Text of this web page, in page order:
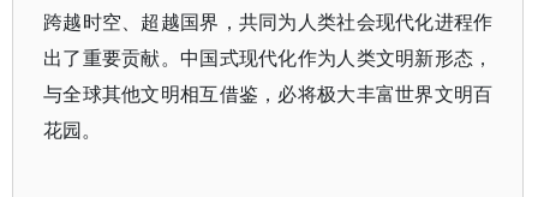
跨越时空、超越国界，共同为人类社会现代化进程作
出了重要贡献。中国式现代化作为人类文明新形态，
与全球其他文明相互借鉴，必将极大丰富世界文明百
花园。